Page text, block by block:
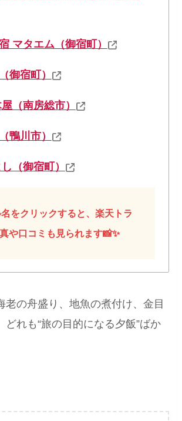
マタエム（御宿町）
御宿町）
（南房総市）
鴨川市）
（御宿町）
をクリックすると、楽天トラ
や口コミも見られます📸✨
老の舟盛り、地魚の煮付け、金目
どれも“旅の目的になる夕飯”ばか